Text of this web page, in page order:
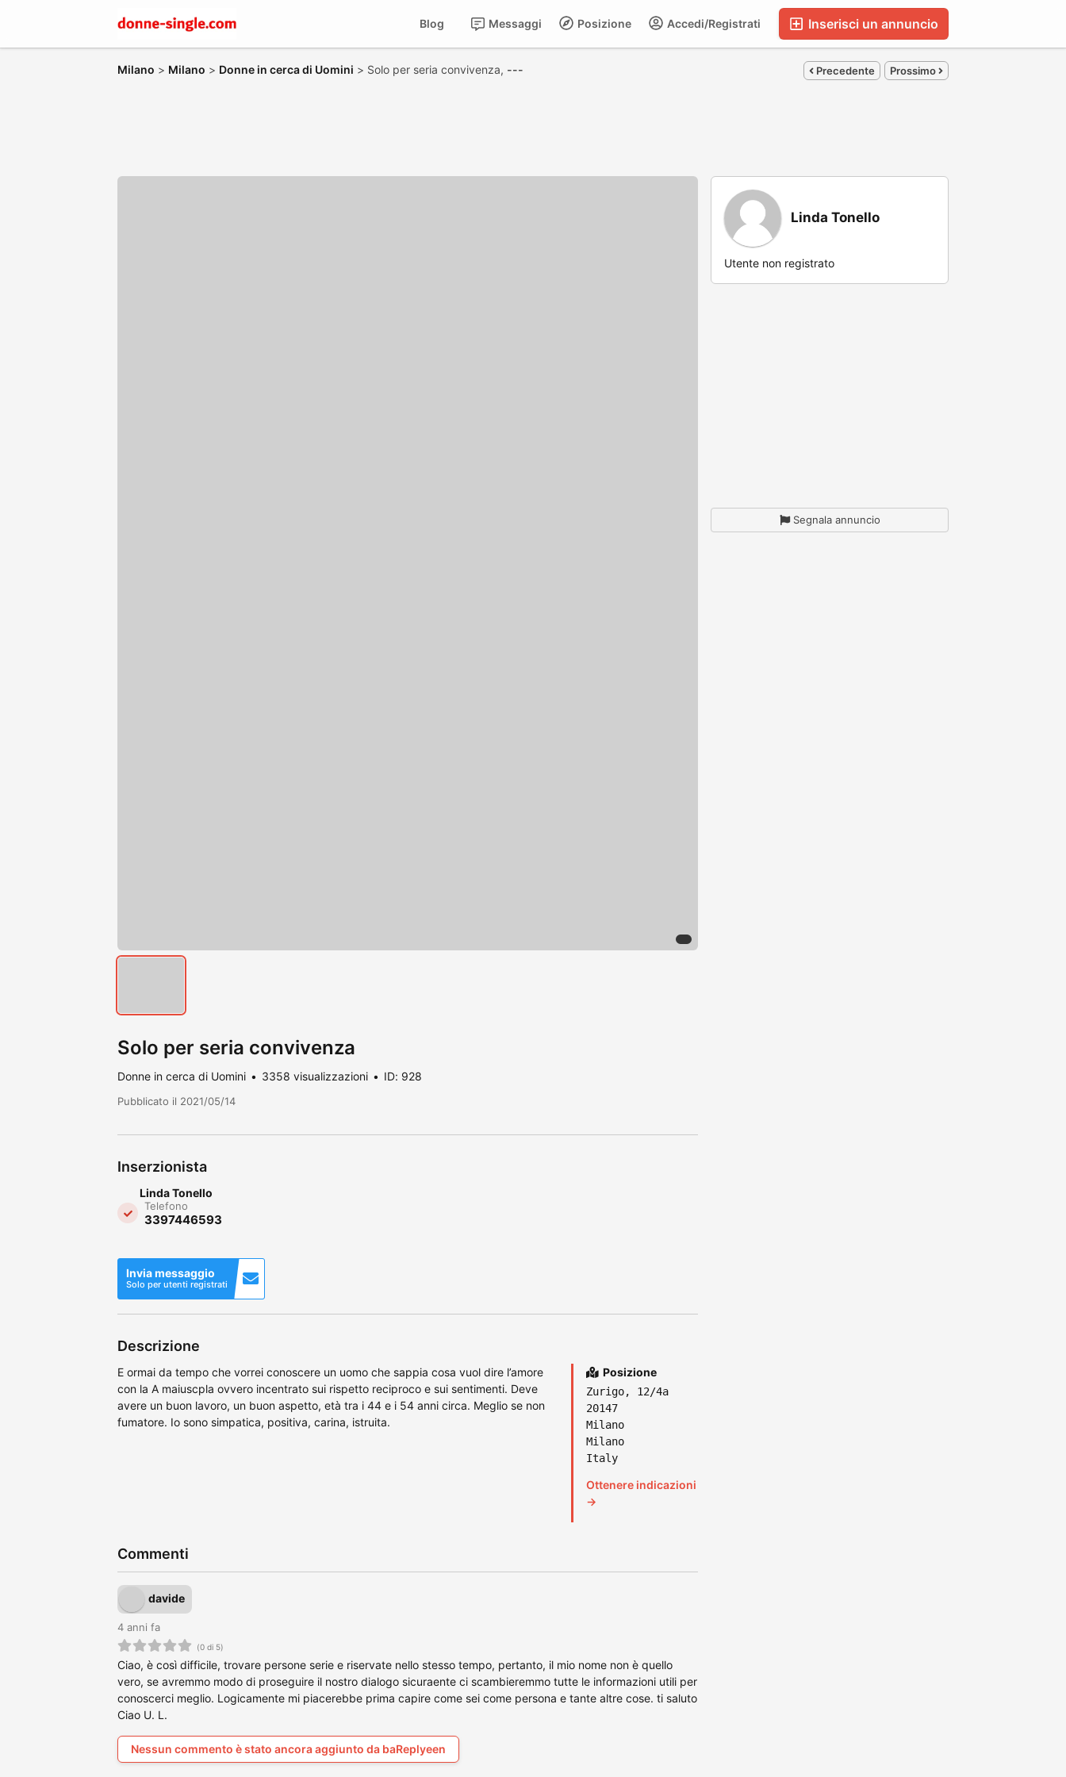
Inserisci un annuncio
Accedi/Registrati
Posizione
Messaggi
Blog
Milano > Milano > Donne in cerca di Uomini > Solo per seria convivenza, --- Precedente Prossimo
Solo per seria convivenza
Donne in cerca di Uomini 3358 visualizzazioni ID: 928
Pubblicato il 2021/05/14
Inserzionista
Linda Tonello
Telefono
3397446593
Invia messaggio
Solo per utenti registrati
Descrizione
E ormai da tempo che vorrei conoscere un uomo che sappia cosa vuol dire l’amore
con la A maiuscpla ovvero incentrato sui rispetto reciproco e sui sentimenti. Deve
avere un buon lavoro, un buon aspetto, età tra i 44 e i 54 anni circa. Meglio se non
fumatore. Io sono simpatica, positiva, carina, istruita.
Posizione
Zurigo, 12/4a
20147
Milano
Milano
Italy
Ottenere indicazioni
→
Commenti
davide
4 anni fa
(0 di 5)
Ciao, è così difficile, trovare persone serie e riservate nello stesso tempo, pertanto, il mio nome non è quello
vero, se avremmo modo di proseguire il nostro dialogo sicuraente ci scambieremmo tutte le informazioni utili per
conoscerci meglio. Logicamente mi piacerebbe prima capire come sei come persona e tante altre cose. ti saluto
Ciao U. L.
Nessun commento è stato ancora aggiunto da baReplyeen
Linda Tonello
Utente non registrato
Segnala annuncio